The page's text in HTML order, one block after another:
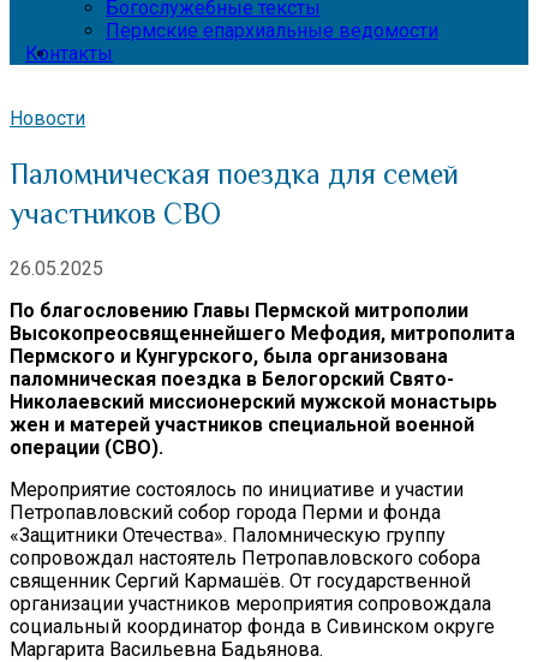
Богослужебные тексты
Пермские епархиальные ведомости
Контакты
Новости
Паломническая поездка для семей
участников СВО
26.05.2025
По благословению Главы Пермской митрополии
Высокопреосвященнейшего Мефодия, митрополита
Пермского и Кунгурского, была организована
паломническая поездка в Белогорский Свято-
Николаевский миссионерский мужской монастырь
жен и матерей участников специальной военной
операции (СВО).
Мероприятие состоялось по инициативе и участии
Петропавловский собор города Перми и фонда
«Защитники Отечества». Паломническую группу
сопровождал настоятель Петропавловского собора
священник Сергий Кармашёв. От государственной
организации участников мероприятия сопровождала
социальный координатор фонда в Сивинском округе
Маргарита Васильевна Бадьянова.